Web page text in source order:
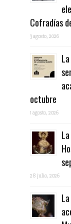
Cofradías
3 agosto, 2026
octubre
1 agosto, 2026
28 julio, 2026